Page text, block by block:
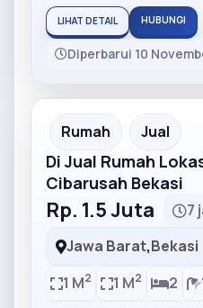
LIHAT DETAIL HUBUNGI
Diperbarui 10
Partner Ad
Rumah Jual
Di Jual Rumah
Cibarusah Bekasi
Rp. 1.5 Juta
7
Jawa Barat,Bekasi
1 M2 1 M2 2